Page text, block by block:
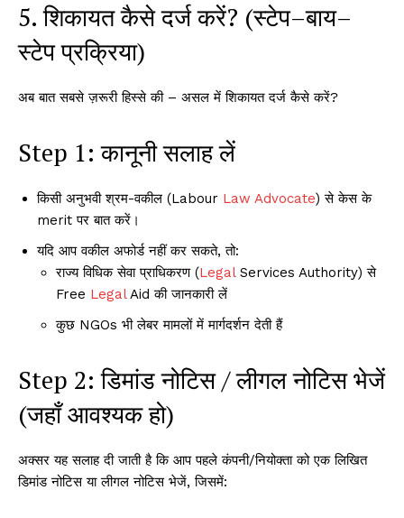
5. शिकायत कैसे दर्ज करें? (स्टेप–बाय–
स्टेप प्रक्रिया)
अब बात सबसे ज़रूरी हिस्से की – असल में शिकायत दर्ज कैसे करें?
Step 1: कानूनी सलाह लें
किसी अनुभवी श्रम-वकील (Labour Law Advocate) से केस के
merit पर बात करें।
यदि आप वकील अफोर्ड नहीं कर सकते, तो:
राज्य विधिक सेवा प्राधिकरण (LegalServices Authority) से
Free LegalAid की जानकारी लें
कुछ NGOs भी लेबर मामलों में मार्गदर्शन देती हैं
Step 2: डिमांड नोटिस / लीगल नोटिस भेजें
(जहाँ आवश्यक हो)
अक्सर यह सलाह दी जाती है कि आप पहले कंपनी/नियोक्ता को एक लिखित
डिमांड नोटिस या लीगल नोटिस भेजें, जिसमें: